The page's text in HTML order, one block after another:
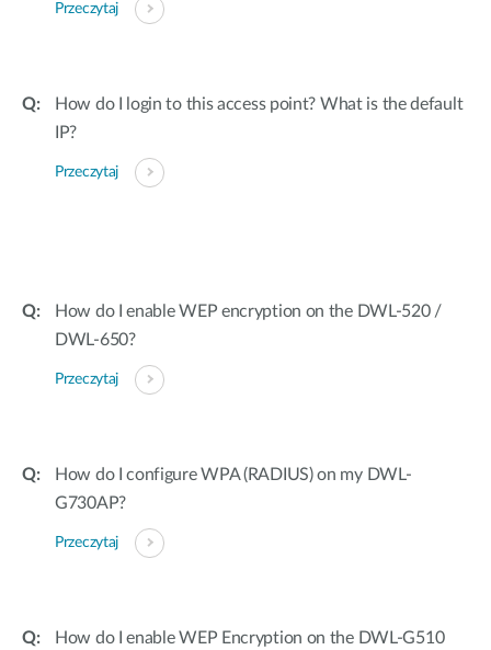
Przeczytaj
How do I login to this access point? What is the default
IP?
Przeczytaj
How do I enable WEP encryption on the DWL-520 /
DWL-650?
Przeczytaj
How do I configure WPA (RADIUS) on my DWL-
G730AP?
Przeczytaj
How do I enable WEP Encryption on the DWL-G510